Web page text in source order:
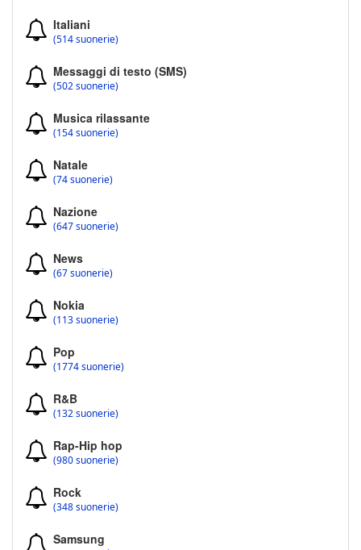
Italiani
(514 suonerie)
Messaggi di testo (SMS)
(502 suonerie)
Musica rilassante
(154 suonerie)
Natale
(74 suonerie)
Nazione
(647 suonerie)
News
(67 suonerie)
Nokia
(113 suonerie)
Pop
(1774 suonerie)
R&B
(132 suonerie)
Rap-Hip hop
(980 suonerie)
Rock
(348 suonerie)
Samsung